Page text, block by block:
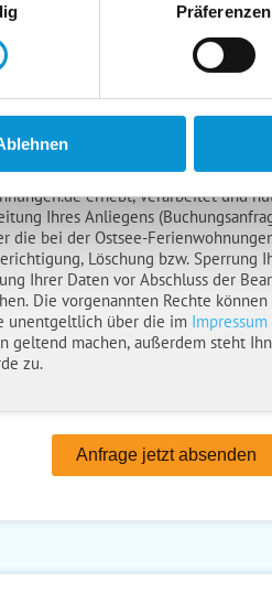
Präferenzen
anfordern
gelesen und bin
erhebt, verarbeitet und
Ihres Anliegens
die bei der Ostsee-
Löschung bzw. Sperrung
Ihrer Daten vor Abschluss der
Die vorgenannten Rechte
unentgeltlich über die im Impressum
geltend machen, außerdem steht
zu.